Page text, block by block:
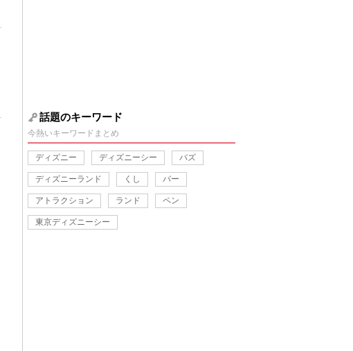
話題のキーワード
今熱いキーワードまとめ
ディズニー ディズニーシー バズ
ディズニーランド くし バー
アトラクション ランド ペン
東京ディズニーシー